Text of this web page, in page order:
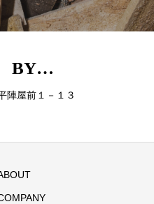
BY…
陣屋前１－１３